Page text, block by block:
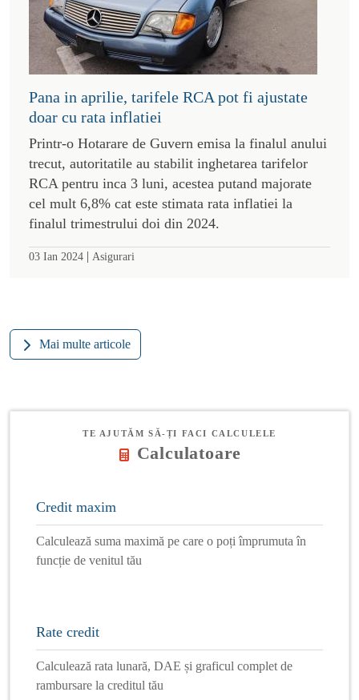
Pana in aprilie, tarifele RCA pot fi ajustate
doar cu rata inflatiei
Printr-o Hotarare de Guvern emisa la finalul anului
trecut, autoritatile au stabilit inghetarea tarifelor
RCA pentru inca 3 luni, acestea putand majorate
cel mult 6,8% cat este stimata rata inflatiei la
finalul trimestrului doi din 2024.
03 Ian 2024 | Asigurari
Mai multe articole
TE AJUTĂM SĂ-ȚI FACI CALCULELE
Calculatoare
Credit maxim
Calculează suma maximă pe care o poți împrumuta în
funcție de venitul tău
Rate credit
Calculează rata lunară, DAE și graficul complet de
rambursare la creditul tău